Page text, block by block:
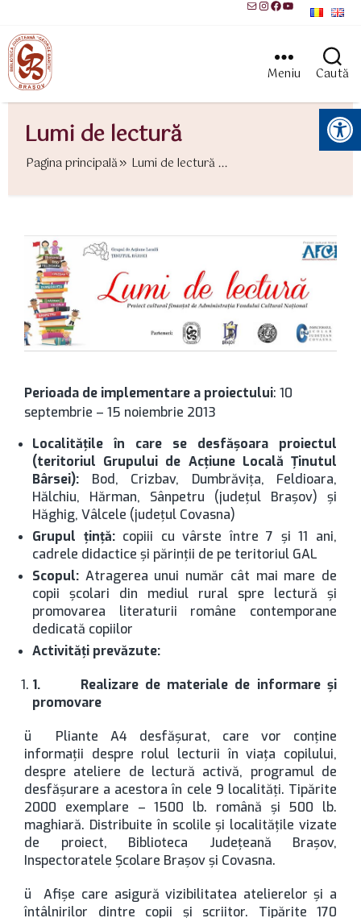
MailInstagram
Facebook
YouTube
Meniu Caută
Instrumente pentru accesibilitate
Lumi de lectură
Pagina principală Lumi de lectură ...
Perioada de implementare a proiectului: 10
septembrie – 15 noiembrie 2013
Localităţile în care se desfăşoara proiectul
(teritoriul Grupului de Acţiune Locală Ţinutul
Bârsei): Bod, Crizbav, Dumbrăviţa, Feldioara,
Hălchiu, Hărman, Sânpetru (judeţul Braşov) şi
Hăghig, Vâlcele (judeţul Covasna)
Grupul ţinţă:copiii cu vârste între 7 şi 11 ani,
cadrele didactice şi părinţii de pe teritoriul GAL
Scopul: Atragerea unui număr cât mai mare de
copii şcolari din mediul rural spre lectură şi
promovarea literaturii române contemporane
dedicată copiilor
Activităţi prevăzute:
1. Realizare de materiale de informare şi
promovare
ü Pliante A4 desfăşurat, care vor conţine
informaţii despre rolul lecturii în viaţa copilului,
despre ateliere de lectură activă, programul de
desfăşurare a acestora în cele 9 localităţi. Tipărite
2000 exemplare – 1500 lb. română şi 500 lb.
maghiară. Distribuite în scolile şi localităţile vizate
de proiect, Biblioteca Judeţeană Braşov,
Inspectoratele Şcolare Braşov şi Covasna.
ü Afişe care asigură vizibilitatea atelierelor şi a
întâlnirilor dintre copii şi scriitor. Tipărite 170